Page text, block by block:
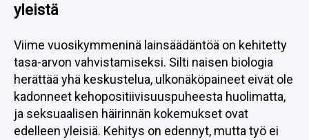
yleistä
Viime vuosikymmeninä lainsäädäntöä on kehitetty
tasa-arvon vahvistamiseksi. Silti naisen biologia
herättää yhä keskustelua, ulkonäköpaineet eivät ole
kadonneet kehopositiivisuuspuheesta huolimatta,
ja seksuaalisen häirinnän kokemukset ovat
edelleen yleisiä. Kehitys on edennyt, mutta työ ei